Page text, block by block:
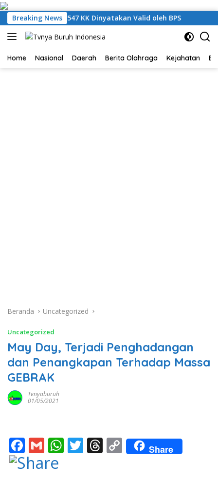
Langsung
ke
konten
Breaking News
61.547 KK Dinyatakan Valid oleh BPS
Home Nasional Daerah Berita Olahraga Kejahatan
Beranda Uncategorized
Uncategorized
May Day, Terjadi Penghadangan
dan Penangkapan Terhadap Massa
GEBRAK
Tvnyaburuh
01/05/2021
F
ac
G
m
W T T C
o
Share